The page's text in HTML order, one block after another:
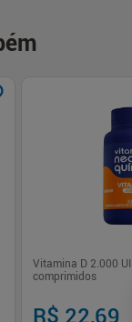
Vitamina D 2.000
comprimidos
R$ 22,69